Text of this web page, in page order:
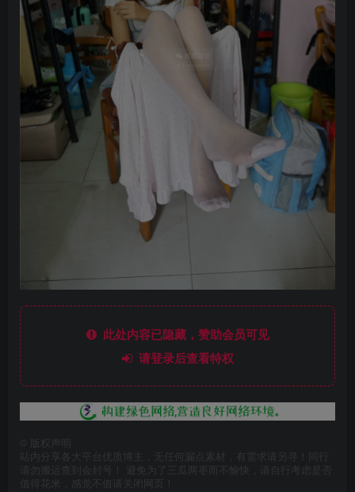
此处内容已隐藏，赞助会员可见
请登录后查看特权
版权声明
站内分享各大平台优质博主，无任何漏点素材，有需求请另寻！同行
请勿搬运查到会封号！ 避免为了三瓜两枣而不愉快，请自行考虑是否
值得花米，感觉不值请关闭网页！